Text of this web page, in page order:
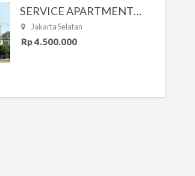
SERVICE APARTMENT SOUTH RESIDENCE
Jakarta Selatan
Rp 4.500.000